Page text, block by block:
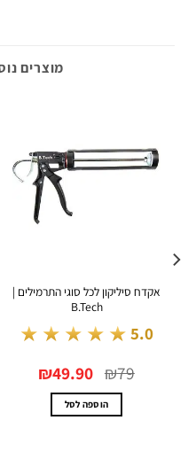
מוצרים נוספים
סיליקון לכל סוגי התרמילים |
★★★★★
המקורי
היה:
₪79.
₪49.90 הנוכחי
הוא:
₪49.90.
הוספה לסל